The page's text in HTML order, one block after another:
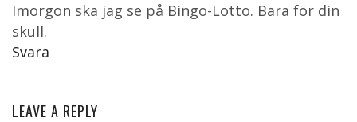
Imorgon ska jag se på Bingo-Lotto. Bara för din
skull.
Svara
LEAVE A REPLY